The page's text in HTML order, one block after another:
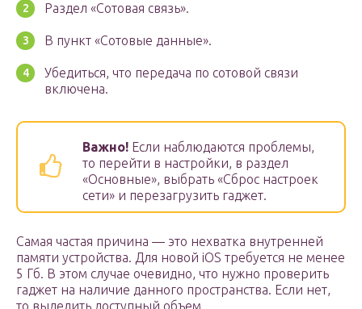
Раздел «Сотовая связь».
В пункт «Сотовые данные».
Убедиться, что передача по сотовой связи
включена.
Важно! Если наблюдаются проблемы,
то перейти в настройки, в раздел
«Основные», выбрать «Сброс настроек
сети» и перезагрузить гаджет.
Самая частая причина — это нехватка внутренней
памяти устройства. Для новой iOS требуется не менее
5 Гб. В этом случае очевидно, что нужно проверить
гаджет на наличие данного пространства. Если нет,
то выделить доступный объем.